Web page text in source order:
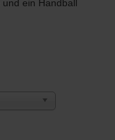
ein Handball